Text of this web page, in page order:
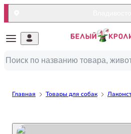
Главная Товары для собак